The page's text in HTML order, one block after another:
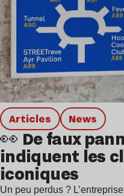
Articles news
👀 De faux
indiquent les
iconiques
Un peu perdus ?